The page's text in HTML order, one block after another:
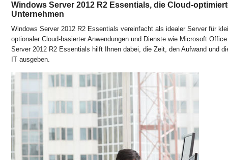
Windows Server 2012 R2 Essentials, die Cloud-
Unternehmen
Windows Server 2012 R2 Essentials vereinfacht als idealer Server für
optionaler Cloud-basierter Anwendungen und Dienste wie Microsoft
Server 2012 R2 Essentials hilft Ihnen dabei, die Zeit, den Aufwand und
IT ausgeben.